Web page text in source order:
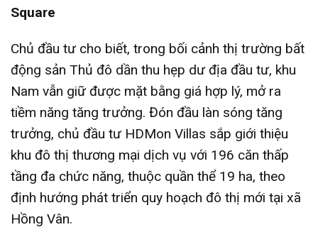
Square
Chủ đầu tư cho biết, trong bối cảnh thị trường bất
động sản Thủ đô dần thu hẹp dư địa đầu tư, khu
Nam vẫn giữ được mặt bằng giá hợp lý, mở ra
tiềm năng tăng trưởng. Đón đầu làn sóng tăng
trưởng, chủ đầu tư HDMon Villas sắp giới thiệu
khu đô thị thương mại dịch vụ với 196 căn thấp
tầng đa chức năng, thuộc quần thể 19 ha, theo
định hướng phát triển quy hoạch đô thị mới tại xã
Hồng Vân.